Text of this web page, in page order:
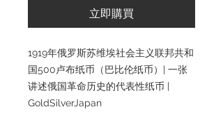
立即購買
1919年俄罗斯苏维埃社会主义联邦共和
国500卢布纸币（巴比伦纸币）| 一张
讲述俄国革命历史的代表性纸币 |
GoldSilverJapan